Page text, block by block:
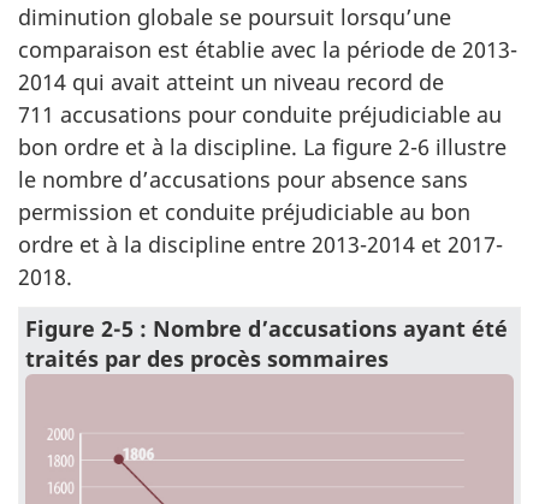
diminution globale se poursuit lorsqu’une
comparaison est établie avec la période de 2013-
2014 qui avait atteint un niveau record de
711 accusations pour conduite préjudiciable au
bon ordre et à la discipline. La figure 2-6 illustre
le nombre d’accusations pour absence sans
permission et conduite préjudiciable au bon
ordre et à la discipline entre 2013-2014 et 2017-
2018.
Figure 2-5 : Nombre d’accusations ayant été
traités par des procès sommaires